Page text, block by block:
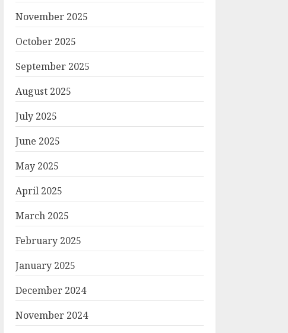
November 2025
October 2025
September 2025
August 2025
July 2025
June 2025
May 2025
April 2025
March 2025
February 2025
January 2025
December 2024
November 2024